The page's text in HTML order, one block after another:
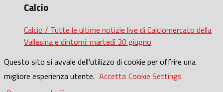
Calcio
Calcio / Tutte le ultime notizie live di Calciomercato della
Vallesina e dintorni: martedì 30 giugno
Questo sito si avvale dell'utilizzo di cookie per offrire una
migliore esperienza utente. Accetta Cookie Settings